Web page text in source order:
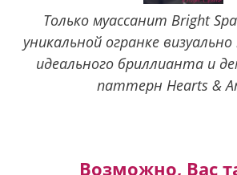
Только муассанит Bright
уникальной огранке
идеального бриллианта и
паттерн Hearts &
Возможно, Вас